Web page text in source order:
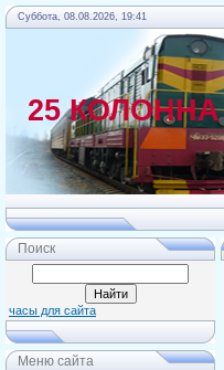
Суббота, 08.08.2026, 19:41
25 КОЛОННА
Поиск
часы для сайта
Меню сайта